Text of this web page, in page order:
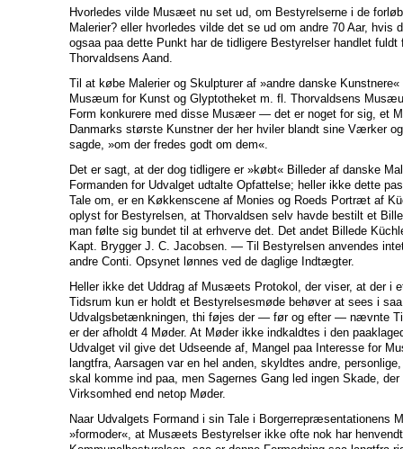
Hvorledes vilde Musæet nu set ud, om Bestyrelserne i de
Malerier? eller hvorledes vilde det se ud om andre 70 Aar, hvis
ogsaa paa dette Punkt har de tidligere Bestyrelser handlet fuldt
Thorvaldsens Aand.
Til at købe Malerier og Skulpturer af »andre danske
Musæum for Kunst og Glyptotheket m. fl. Thorvaldsens
Form konkurere med disse Musæer — det er noget for sig, et
Danmarks største Kunstner der her hviler blandt sine Værker
sagde, »om der fredes godt om dem«.
Det er sagt, at der dog tidligere er »købt« Billeder af danske
Formanden for Udvalget udtalte Opfattelse; heller ikke dette
Tale om, er en Køkkenscene af Monies og Roeds Portræt af
oplyst for Bestyrelsen, at Thorvaldsen selv havde bestilt et
man følte sig bundet til at erhverve det. Det andet Billede
Kapt. Brygger J. C. Jacobsen. — Til Bestyrelsen anvendes
andre Conti. Opsynet lønnes ved de daglige Indtægter.
Heller ikke det Uddrag af Musæets Protokol, der viser, at der i
Tidsrum kun er holdt et Bestyrelsesmøde behøver at sees i
Udvalgsbetænkningen, thi føjes der — før og efter — nævnte
er der afholdt 4 Møder. At Møder ikke indkaldtes i den
Udvalget vil give det Udseende af, Mangel paa Interesse for
langtfra, Aarsagen var en hel anden, skyldtes andre,
skal komme ind paa, men Sagernes Gang led ingen Skade,
Virksomhed end netop Møder.
Naar Udvalgets Formand i sin Tale i Borgerrepræsentationens
»formoder«, at Musæets Bestyrelser ikke ofte nok har